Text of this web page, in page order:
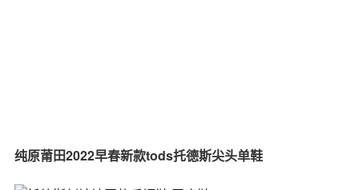
纯原莆田2022早春新款tods托德斯尖头单鞋